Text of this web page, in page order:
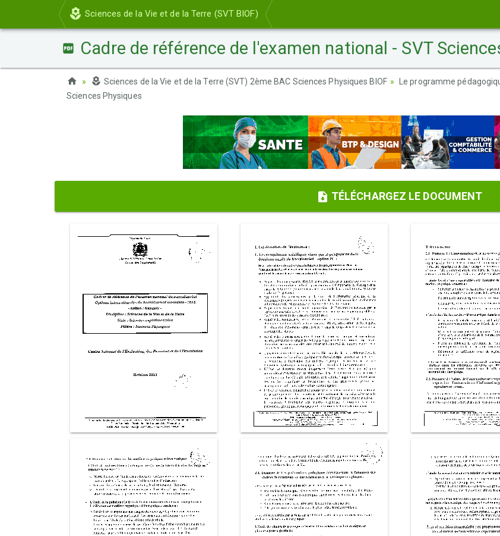
Sciences de la Vie et de la Terre (SVT BIOF)
Cadre de référence de l'examen national - SVT
Sciences de la Vie et de la Terre (SVT) 2ème BAC Sciences Physiques BIOF Le programme
Sciences Physiques
TÉLÉCHARGEZ LE DOCUMENT